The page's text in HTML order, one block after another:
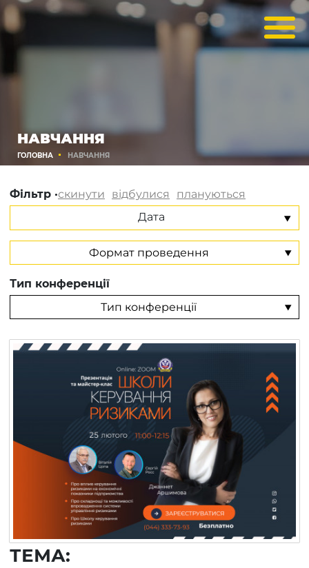
НАВЧАННЯ
ГОЛОВНА НАВЧАННЯ
Фільтр ·скинути відбулися
плануються
Дата
Тип конференції
ТЕМА: